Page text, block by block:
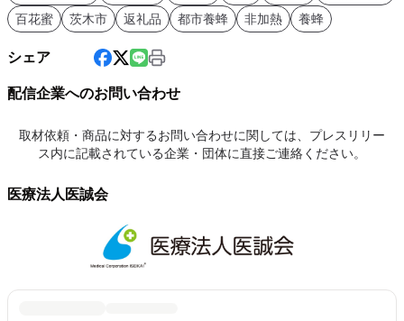
百花蜜
茨木市 返礼品 都市養蜂 非加熱 養蜂
シェア
配信企業へのお問い合わせ
取材依頼・商品に対するお問い合わせに関しては、プレスリリー
ス内に記載されている企業・団体に直接ご連絡ください。
医療法人医誠会